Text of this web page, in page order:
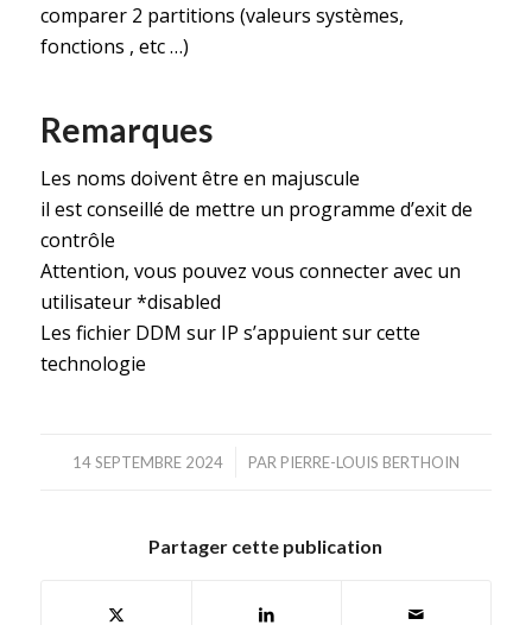
comparer 2 partitions (valeurs systèmes,
fonctions , etc …)
Remarques
Les noms doivent être en majuscule
il est conseillé de mettre un programme d’exit de
contrôle
Attention, vous pouvez vous connecter avec un
utilisateur *disabled
Les fichier DDM sur IP s’appuient sur cette
technologie
14 SEPTEMBRE 2024
/ PAR PIERRE-LOUIS BERTHOIN
Partager cette publication